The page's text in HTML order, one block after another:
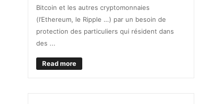
Bitcoin et les autres cryptomonnaies
(l’Ethereum, le Ripple …) par un besoin de
protection des particuliers qui résident dans
des ...
Read more